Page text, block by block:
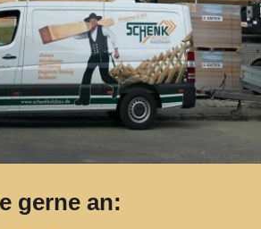
gerne an: